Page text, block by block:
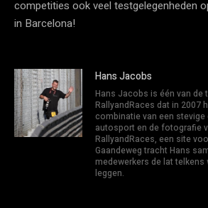
competities ook veel testgelegenheden
in Barcelona!
Hans Jacobs
Hans Jacobs is één van de
RallyandRaces dat in 2007
combinatie van een
autosport en de fotografie
RallyandRaces, een site
Gaandeweg tracht Hans
medewerkers de lat telkens
leggen.